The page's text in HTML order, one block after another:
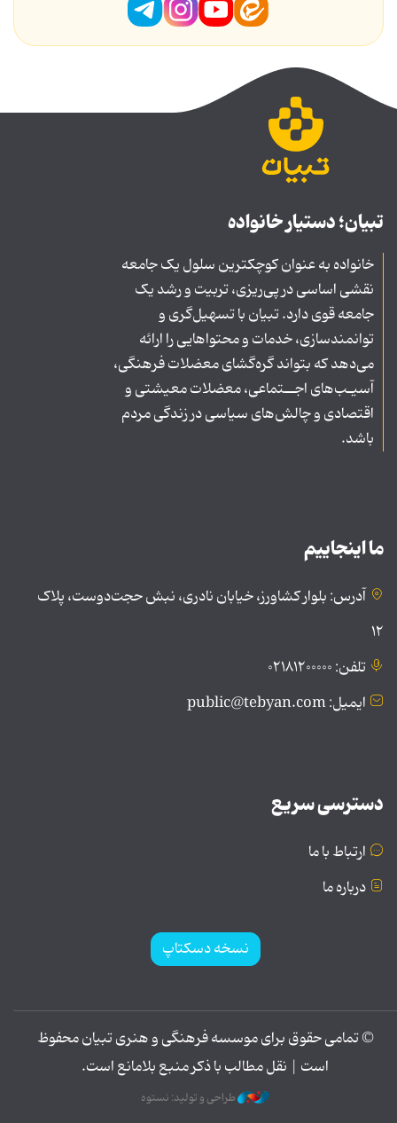
تبیان؛ دستیار خانواده
خانواده به عنوان کوچکترین سلول یک جامعه
نقشی اساسی در پی‌ریزی، تربیت و رشد یک
جامعه قوی دارد. تبیان با تسهیل‌گری و
توانمندسازی، خدمات و محتواهایی را ارائه
می‌دهد که بتواند گره‌گشای معضلات فرهنگی،
آسیـب‌های اجــتماعی، معضلات معیشتی و
اقتصادی و چالش‌های سیاسی در زندگی مردم
باشد.
ما اینجاییم
آدرس: بلوار کشاورز، خیابان نادری، نبش حجت‌دوست، پلاک
۱۲
تلفن: ۰۲۱۸۱۲۰۰۰۰۰
ایمیل: public@tebyan.com
دسترسی سریع
ارتباط با ما
درباره ما
نسخه دسکتاپ
© تمامی حقوق برای موسسه فرهنگی و هنری تبیان محفوظ
است | نقل مطالب با ذکر منبع بلامانع است.
طراحی و تولید: نستوه